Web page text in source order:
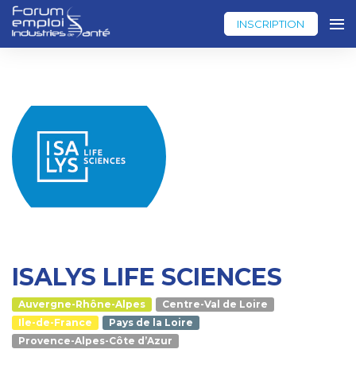
INSCRIPTION
ISALYS LIFE SCIENCES
Auvergne-Rhône-Alpes
Centre-Val de Loire
Ile-de-France
Pays de la Loire
Provence-Alpes-Côte d’Azur